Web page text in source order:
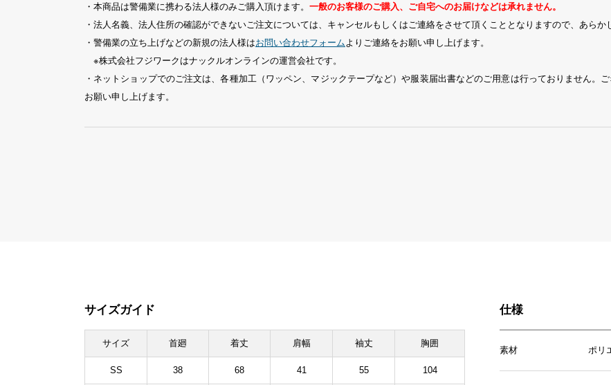
・本商品は警備業に携わる法人様のみご購入頂けます。 一般のお客様のご購入、ご自宅へのお届けなどは承れません。
・法人名義、法人住所の確認ができないご注文については、キャンセルもしくはご連絡をさせて頂くこととなりますので、あらか
・警備業の立ち上げなどの新規の法人様はお問い合わせフォームよりご連絡をお願い申し上げます。
※株式会社フジワークはナックルオンラインの運営会社です。
・ネットショップでのご注文は、各種加工（ワッペン、マジックテープなど）や服装届出書などのご用意は行っておりません。
お願い申し上げます。
サイズガイド
サイズ 首廻 着丈 肩幅 袖丈 胸囲
SS 38 68 41 55 104
仕様
素材 ポリ